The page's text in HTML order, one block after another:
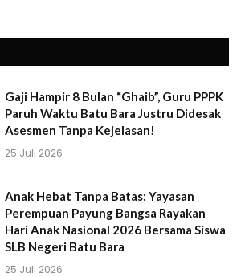
Gaji Hampir 8 Bulan “Ghaib”, Guru PPPK
Paruh Waktu Batu Bara Justru Didesak
Asesmen Tanpa Kejelasan!
25 Juli 2026
Anak Hebat Tanpa Batas: Yayasan
Perempuan Payung Bangsa Rayakan
Hari Anak Nasional 2026 Bersama Siswa
SLB Negeri Batu Bara
25 Juli 2026